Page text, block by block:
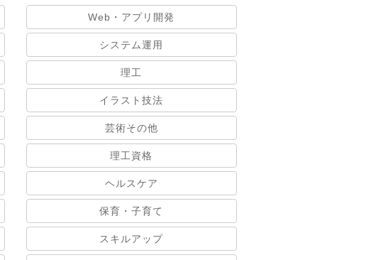
Web・アプリ開発
システム運用
理工
イラスト技法
芸術その他
理工資格
ヘルスケア
保育・子育て
スキルアップ